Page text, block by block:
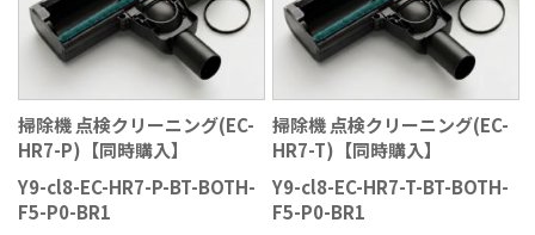
掃除機 点検クリーニング(EC-
HR7-P)【同時購入】
Y9-cl8-EC-HR7-P-BT-BOTH-
F5-P0-BR1
掃除機 点検クリーニング(EC-
HR7-T)【同時購入】
Y9-cl8-EC-HR7-T-BT-BOTH-
F5-P0-BR1